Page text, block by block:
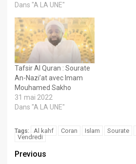
Dans "A LA UNE"
Tafsir Al Quran : Sourate
An-Nazi’at avec Imam
Mouhamed Sakho
31 mai 2022
Dans "A LA UNE"
Tags: Al kahf Coran Islam Sourate
Vendredi
Previous